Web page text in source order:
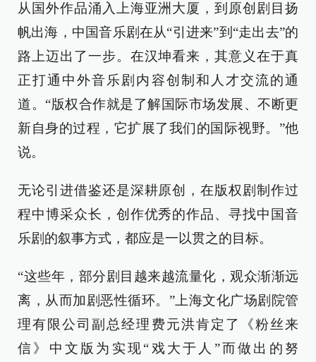
从国外作品涌入上海亚洲大厦，到原创剧目扬
帆出海，中国音乐剧在从“引进来”到“走出去”的
路上迈出了一步。在汉坤看来，其意义在于真
正打通中外音乐剧内容创制和人才交流的通
道。“版权合作就是了解国际市场发展、不断更
新自身的过程，它扩展了我们的国际视野。”他
说。
无论引进借鉴还是深耕原创，在版权剧制作过
程中博采众长，创作优秀的作品、寻找中国音
乐剧的叙事方式，都应是一以贯之的目标。
“这些年，部分剧目越来越流量化，观众渐渐远
离，从而加剧恶性循环。”上海文化广场剧院管
理有限公司副总经理费元洪肯定了《粉丝来
信》中文版为实现“戏大于人”而做出的努